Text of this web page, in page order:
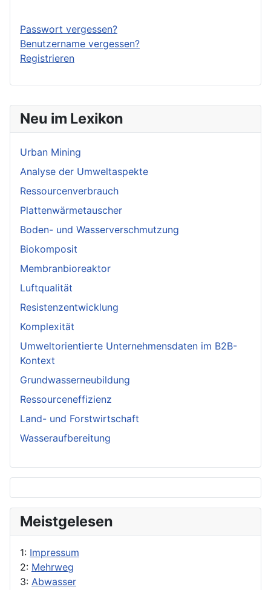
Neu im Lexikon
Urban Mining
Analyse der Umweltaspekte
Ressourcenverbrauch
Plattenwärmetauscher
Boden- und Wasserverschmutzung
Biokomposit
Membranbioreaktor
Luftqualität
Resistenzentwicklung
Komplexität
Umweltorientierte Unternehmensdaten im B2B-
Kontext
Grundwasserneubildung
Ressourceneffizienz
Land- und Forstwirtschaft
Wasseraufbereitung
Meistgelesen
1: Impressum
2: Mehrweg
3: Abwasser
Passwort vergessen?
Benutzername vergessen?
Registrieren